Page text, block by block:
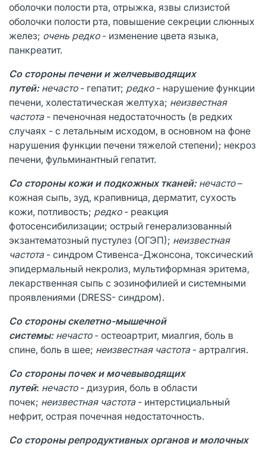
оболочки полости рта, отрыжка, язвы слизистой
оболочки полости рта, повышение секреции слюнных
желез; очень редко- изменение цвета языка,
панкреатит.
Со стороны печени и желчевыводящих
путей: нечасто- гепатит; редко- нарушение функции
печени, холестатическая желтуха; неизвестная
частота- печеночная недостаточность (в редких
случаях - с летальным исходом, в основном на фоне
нарушения функции печени тяжелой степени); некроз
печени, фульминантный гепатит.
Со стороны кожи и подкожных тканей: нечасто–
кожная сыпь, зуд, крапивница, дерматит, сухость
кожи, потливость; редко- реакция
фотосенсибилизации; острый генерализованный
экзантематозный пустулез (ОГЭП); неизвестная
частота- синдром Стивенса-Джонсона, токсический
эпидермальный некролиз, мультиформная эритема,
лекарственная сыпь с эозинофилией и системными
проявлениями (DRESS- синдром).
Со стороны скелетно-мышечной
системы: нечасто- остеоартрит, миалгия, боль в
спине, боль в шее; неизвестная частота- артралгия.
Со стороны почек и мочевыводящих
путей: нечасто- дизурия, боль в области
почек; неизвестная частота- интерстициальный
нефрит, острая почечная недостаточность.
Со стороны репродуктивных органов и молочных